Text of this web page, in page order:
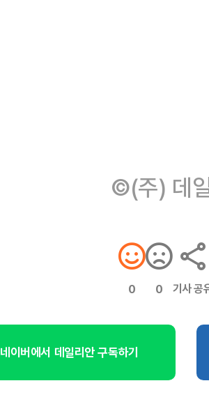
©(주) 데
0 0 기사 공
네이버에서 데일리안 구독하기